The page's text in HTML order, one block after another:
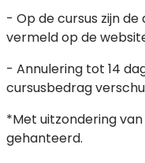
- Op de cursus zijn
vermeld op de
- Annulering tot 14
cursusbedrag
*Met uitzondering
gehanteerd.